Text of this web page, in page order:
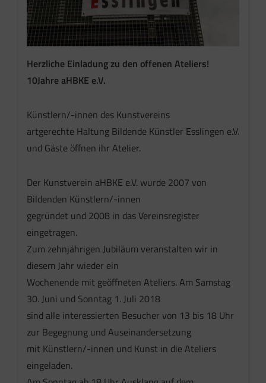
Herzliche Einladung zu den offenen Ateliers!
10Jahre aHBKE e.V.
Künstlern/-innen des Kunstvereins
artgerechte Haltung Bildende Künstler Esslingen e.V.
und Gäste öffnen ihr Atelier.
Der Kunstverein aHBKE e.V. wurde 2007 von
Bildenden Künstlern/-innen
gegründet und 2008 in das Vereinsregister
eingetragen.
Zum zehnjährigen Jubiläum veranstalten wir in
diesem Jahr wieder ein
Wochenende mit geöffneten Ateliers. Am Samstag
30. Juni und Sonntag 1. Juli 2018
sind alle interessierten Besucher von 13 bis 18 Uhr
zur Begegnung und Auseinandersetzung
mit Künstlern/-innen und Kunst in die Ateliers
eingeladen.